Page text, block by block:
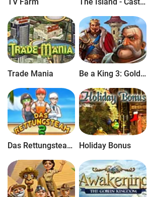
Trade Mania Be a King 3: Golden Empire
Das Rettungsteam 2 Holiday Bonus